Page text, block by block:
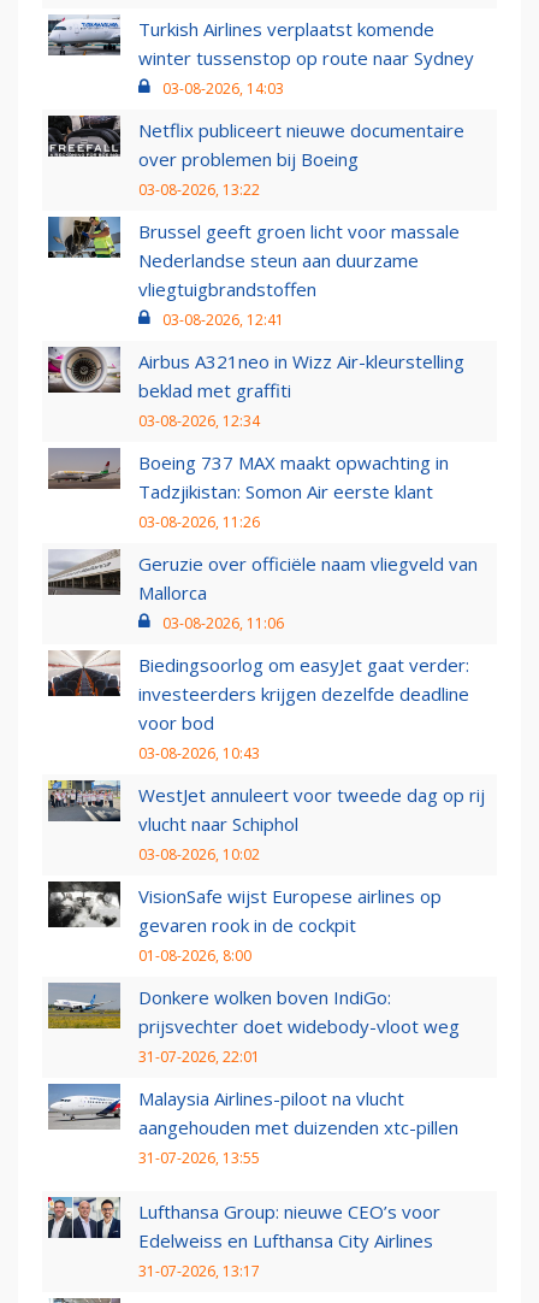
Turkish Airlines verplaatst komende
winter tussenstop op route naar Sydney
03-08-2026, 14:03
Netflix publiceert nieuwe documentaire
over problemen bij Boeing
03-08-2026, 13:22
Brussel geeft groen licht voor massale
Nederlandse steun aan duurzame
vliegtuigbrandstoffen
03-08-2026, 12:41
Airbus A321neo in Wizz Air-kleurstelling
beklad met graffiti
03-08-2026, 12:34
Boeing 737 MAX maakt opwachting in
Tadzjikistan: Somon Air eerste klant
03-08-2026, 11:26
Geruzie over officiële naam vliegveld van
Mallorca
03-08-2026, 11:06
Biedingsoorlog om easyJet gaat verder:
investeerders krijgen dezelfde deadline
voor bod
03-08-2026, 10:43
WestJet annuleert voor tweede dag op rij
vlucht naar Schiphol
03-08-2026, 10:02
VisionSafe wijst Europese airlines op
gevaren rook in de cockpit
01-08-2026, 8:00
Donkere wolken boven IndiGo:
prijsvechter doet widebody-vloot weg
31-07-2026, 22:01
Malaysia Airlines-piloot na vlucht
aangehouden met duizenden xtc-pillen
31-07-2026, 13:55
Lufthansa Group: nieuwe CEO’s voor
Edelweiss en Lufthansa City Airlines
31-07-2026, 13:17